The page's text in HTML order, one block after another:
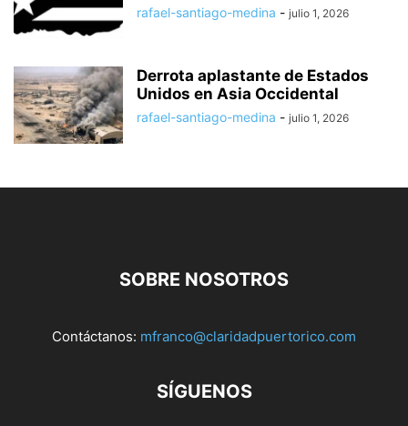
rafael-santiago-medina - julio 1, 2026
Derrota aplastante de Estados
Unidos en Asia Occidental
rafael-santiago-medina - julio 1, 2026
SOBRE NOSOTROS
Contáctanos: mfranco@claridadpuertorico.com
SÍGUENOS